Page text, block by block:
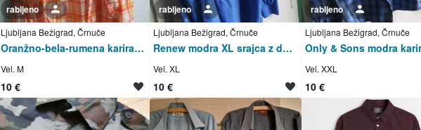
Oranžno-bela-rumena karirasta M (39) srajca z dolgimi rokavi
Ljubljana Bežigrad, Črnuče
rabljeno
Vel. M
10 €
Renew modra XL srajca z dolgimi rokavi
Ljubljana Bežigrad, Črnuče
rabljeno
Vel. XL
10 €
Ljubljana Bežigrad, Črnuče
rabljeno
Vel. XXL
10 €